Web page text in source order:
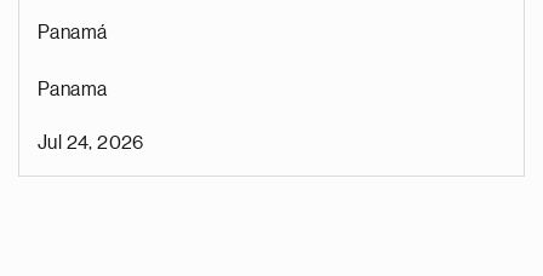
Panamá
Panama
Jul 24, 2026